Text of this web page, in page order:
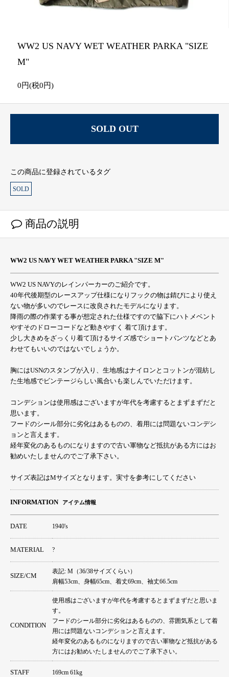
WW2 US NAVY WET WEATHER PARKA "SIZE
M"
0円(税0円)
SOLD OUT
この商品に登録されているタグ
SOLD
商品の説明
WW2 US NAVY WET WEATHER PARKA "SIZE M"
WW2 US NAVYのレインパーカーのご紹介です。
40年代後期型のレースアップ仕様になりフックの物は錆びにより使え
ない物が多いのでレースに改良されたモデルになります。
降雨の際の作業する事が想定された仕様ですので脇下にハトメベント
やすそのドローコードなど動きやすく 着て頂けます。
少し大きめをざっくり着て頂けるサイズ感でショートパンツなどとあ
わせてもいいのではないでしょうか。
胸にはUSNのスタンプが入り、生地感はナイロンとコットンが混紡し
た生地感でビンテージらしい風合いも楽しんでいただけます。
コンデションは使用感はございますが年代を考慮するとまずまずだと
思います。
フードのシール部分に劣化はあるものの、着用には問題ないコンデシ
ョンと言えます。
経年変化のあるものになりますので古い軍物など抵抗がある方にはお
勧めいたしませんのでご了承下さい。
サイズ表記はMサイズとなります。実寸を参考にしてください
INFORMATION アイテム情報
DATE 1940's
MATERIAL ?
SIZE/CM
表記: M（36/38サイズくらい）
肩幅53cm、身幅65cm、着丈69cm、袖丈66.5cm
CONDITION
使用感はございますが年代を考慮するとまずまずだと思いま
す。
フードのシール部分に劣化はあるものの、雰囲気系として着
用には問題ないコンデションと言えます。
経年変化のあるものになりますので古い軍物など抵抗がある
方にはお勧めいたしませんのでご了承下さい。
STAFF 169cm 61kg